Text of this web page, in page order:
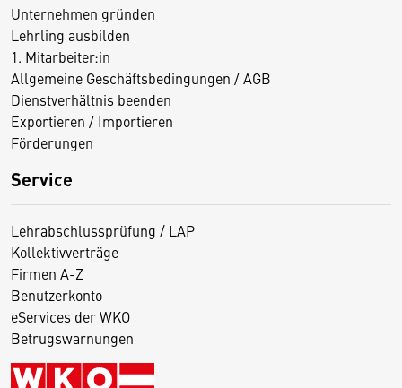
Unternehmen gründen
Lehrling ausbilden
1. Mitarbeiter:in
Allgemeine Geschäftsbedingungen / AGB
Dienstverhältnis beenden
Exportieren / Importieren
Förderungen
Service
Lehrabschlussprüfung / LAP
Kollektivverträge
Firmen A-Z
Benutzerkonto
eServices der WKO
Betrugswarnungen